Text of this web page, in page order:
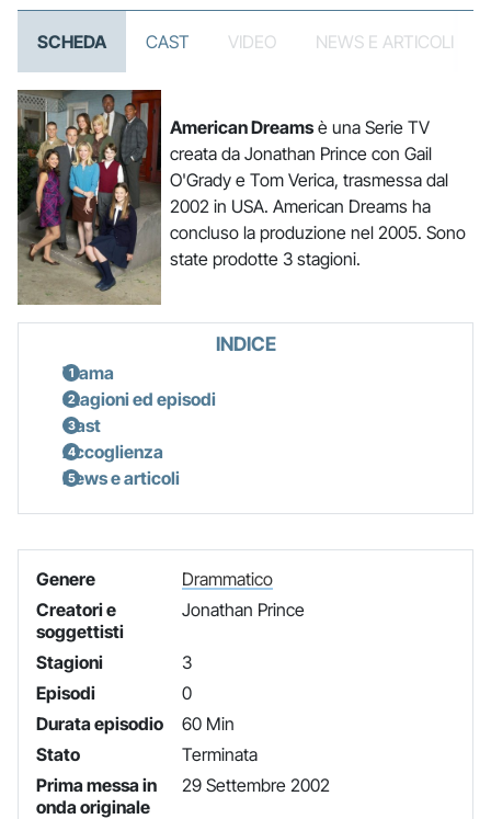
SCHEDA CAST VIDEO NEWS E ARTICOLI
American Dreamsè una Serie TV
creata da Jonathan Prince con Gail
O'Grady e Tom Verica, trasmessa dal
2002 in USA. American Dreams ha
concluso la produzione nel 2005. Sono
state prodotte 3 stagioni.
INDICE
Trama
Stagioni ed episodi
Cast
Accoglienza
News e articoli
Genere
Drammatico
Creatori e
soggettisti
Jonathan Prince
Stagioni
3
Episodi
0
Durata episodio
60 Min
Stato
Terminata
Prima messa in
onda originale
29 Settembre 2002